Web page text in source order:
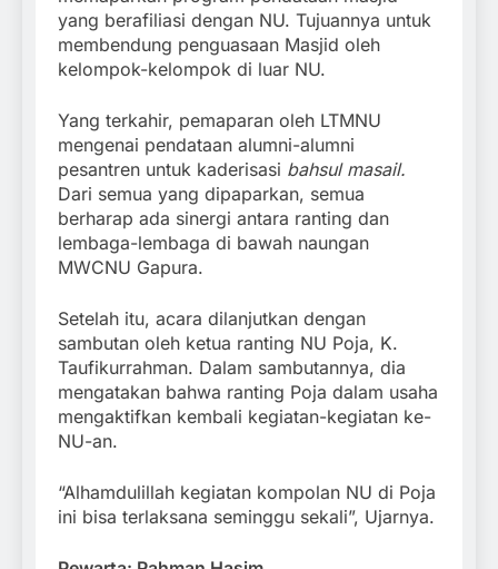
yang berafiliasi dengan NU. Tujuannya untuk
membendung penguasaan Masjid oleh
kelompok-kelompok di luar NU.
Yang terkahir, pemaparan oleh LTMNU
mengenai pendataan alumni-alumni
pesantren untuk kaderisasi bahsul masail.
Dari semua yang dipaparkan, semua
berharap ada sinergi antara ranting dan
lembaga-lembaga di bawah naungan
MWCNU Gapura.
Setelah itu, acara dilanjutkan dengan
sambutan oleh ketua ranting NU Poja, K.
Taufikurrahman. Dalam sambutannya, dia
mengatakan bahwa ranting Poja dalam usaha
mengaktifkan kembali kegiatan-kegiatan ke-
NU-an.
“Alhamdulillah kegiatan kompolan NU di Poja
ini bisa terlaksana seminggu sekali”, Ujarnya.